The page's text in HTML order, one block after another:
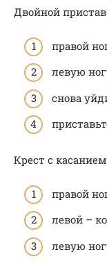
Двойной
правой
левую
снова
Крест с
правой
левой –
левую